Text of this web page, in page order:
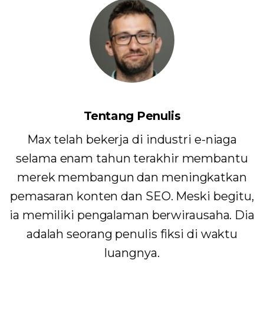
Tentang Penulis
Max telah bekerja di industri e-niaga
selama enam tahun terakhir membantu
merek membangun dan meningkatkan
pemasaran konten dan SEO. Meski begitu,
ia memiliki pengalaman berwirausaha. Dia
adalah seorang penulis fiksi di waktu
luangnya.